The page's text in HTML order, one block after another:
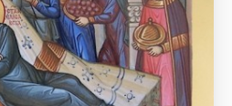
Господнього Іоана.